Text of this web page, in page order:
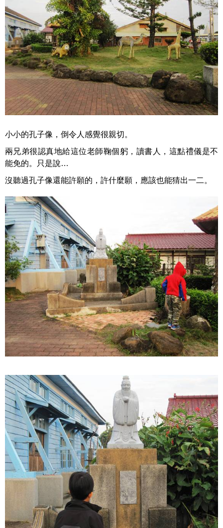
小小的孔子像，倒令人感覺很親切。
兩兄弟很認真地給這位老師鞠個躬，讀書人，這點禮儀是不
能免的。只是說…
沒聽過孔子像還能許願的，許什麼願，應該也能猜出一二。